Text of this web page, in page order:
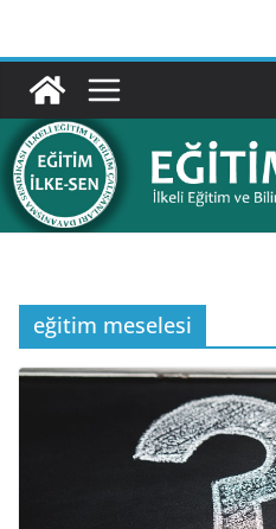
content
eğitim meselesi